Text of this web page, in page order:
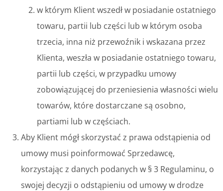
w którym Klient wszedł w posiadanie ostatniego
towaru, partii lub części lub w którym osoba
trzecia, inna niż przewoźnik i wskazana przez
Klienta, weszła w posiadanie ostatniego towaru,
partii lub części, w przypadku umowy
zobowiązującej do przeniesienia własności wielu
towarów, które dostarczane są osobno,
partiami lub w częściach.
Aby Klient mógł skorzystać z prawa odstąpienia od
umowy musi poinformować Sprzedawcę,
korzystając z danych podanych w § 3 Regulaminu, o
swojej decyzji o odstąpieniu od umowy w drodze